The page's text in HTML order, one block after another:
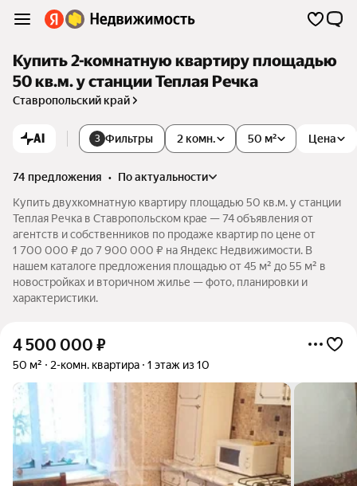
Купить 2-комнатную квартиру площадью
50 кв.м. у станции Теплая Речка
Ставропольский край
AI 3 Фильтры 2 комн. Цена
50 м²
74 предложения •
по актуальности
Купить двухкомнатную квартиру площадью 50 кв.м. у станции
Теплая Речка в Ставропольском крае — 74 объявления от
агентств и собственников по продаже квартир по цене от
1 700 000 ₽ до 7 900 000 ₽ на Яндекс Недвижимости. В
нашем каталоге предложения площадью от 45 м² до 55 м² в
новостройках и вторичном жилье — фото, планировки и
характеристики.
4 500 000 ₽
50 м² 2-комн. квартира 1 этаж из 10